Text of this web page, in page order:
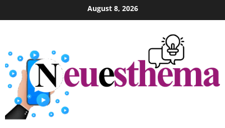
to
August 8, 2026